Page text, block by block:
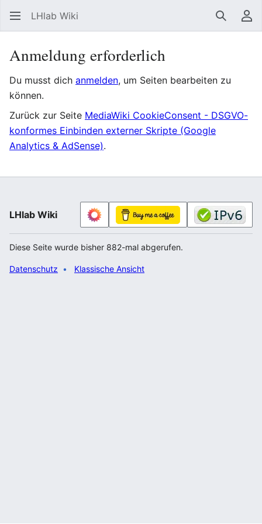
LHlab Wiki Suchen
Anmeldung erforderlich
Du musst dich anmelden, um Seiten bearbeiten zu
können.
Zurück zur Seite MediaWiki CookieConsent - DSGVO-
konformes Einbinden externer Skripte (Google
Analytics & AdSense).
LHlab Wiki
Diese Seite wurde bisher 882-mal abgerufen.
Datenschutz Klassische Ansicht